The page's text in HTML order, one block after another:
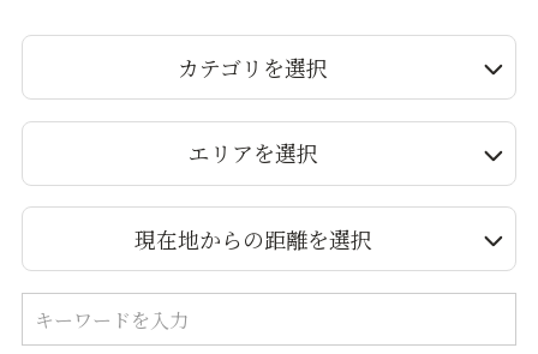
カテゴリを選択
エリアを選択
現在地からの距離を選択